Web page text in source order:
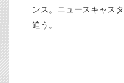
ンス。ニュースキャス
追う。